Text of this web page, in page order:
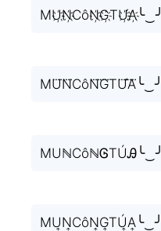
MU҉N҉CôN҉G҉TU҉́A҉╰‿╯
MU⃜N⃜CôN⃜G⃜TU⃜́A⃜╰‿╯
MUℕCôℕᎶTÚᎯ╰‿╯
MU͎N͎CôN͎G͎TÚ͎A͎╰‿╯